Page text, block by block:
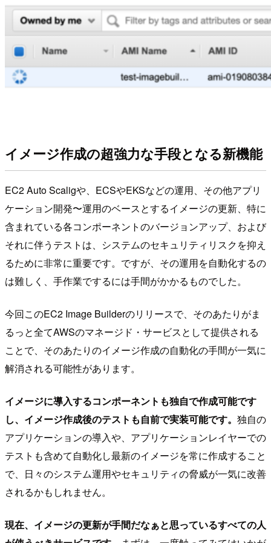
イメージ作成の超強力な手段となる新機能
EC2 Auto Scaligや、ECSやEKSなどの運用、その他アプリ
ケーション開発〜運用のベースとするイメージの更新、特に
含まれている各コンポーネントのバージョンアップ、および
それに伴うテストは、システムのセキュリティリスクを抑え
るために非常に重要です。ですが、その運用を自動化するの
は難しく、手作業でするには手間がかかるものでした。
今回このEC2 Image Builderのリリースで、そのあたりがま
るっと全てAWSのマネージド・サービスとして提供される
ことで、そのあたりのイメージ作成の自動化の手間が一気に
解消される可能性があります。
イメージに導入するコンポーネントも独自で作成可能です
し、イメージ作成後のテストも自前で実装可能です。 独自の
アプリケーションの導入や、アプリケーションレイヤーでの
テストも含めて自動化し最新のイメージを常に作成すること
で、日々のシステム運用やセキュリティの脅威が一気に改善
されるかもしれません。
現在、イメージの更新が手間だなぁと思っているすべての人